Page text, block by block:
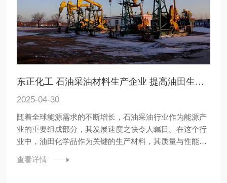
东正化工 石油采油材料生产企业 提高油田生产效率
2025-04-30
随着全球能源需求的不断增长，石油采油行业作为能源产
业的重要组成部分，其发展速度之快令人瞩目。在这个行
业中，油田化学品作为关键的生产材料，其质量与性能直
学品生产的领军企业，凭借36年的行业经验，已成为全球
查看详情